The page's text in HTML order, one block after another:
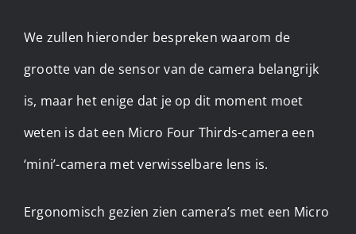
We zullen hieronder bespreken waarom de
grootte van de sensor van de camera belangrijk
is, maar het enige dat je op dit moment moet
weten is dat een Micro Four Thirds-camera een
‘mini’-camera met verwisselbare lens is.
Ergonomisch gezien zien camera’s met een Micro